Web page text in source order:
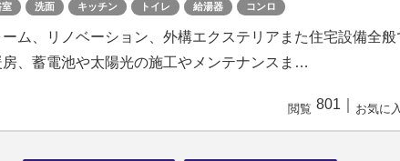
室 洗面 キッチン トイレ 給湯器 コンロ
ム、リノベーション、外構エクステリアまた住宅設備全
、蓄電池や太陽光の施工やメンテナンスま…
閲覧 801 お気に